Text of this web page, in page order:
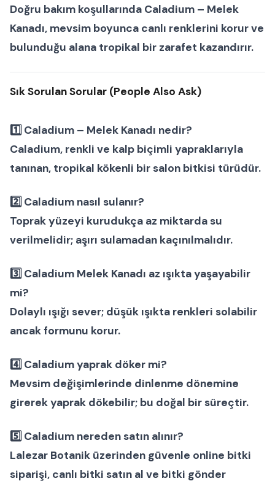
Doğru bakım koşullarında Caladium – Melek
Kanadı, mevsim boyunca canlı renklerini korur ve
bulunduğu alana tropikal bir zarafet kazandırır.
Sık Sorulan Sorular (People Also Ask)
1️⃣ Caladium – Melek Kanadı nedir?
Caladium, renkli ve kalp biçimli yapraklarıyla
tanınan, tropikal kökenli birsalon bitkisi türüdür.
2️⃣ Caladium nasıl sulanır?
Toprak yüzeyi kurudukça az miktarda su
verilmelidir; aşırı sulamadan kaçınılmalıdır.
3️⃣ Caladium Melek Kanadı az ışıkta yaşayabilir
mi?
Dolaylı ışığı sever; düşük ışıkta renkleri solabilir
ancak formunu korur.
4️⃣ Caladium yaprak döker mi?
Mevsim değişimlerinde dinlenme dönemine
girerek yaprak dökebilir; bu doğal bir süreçtir.
5️⃣ Caladium nereden satın alınır?
Lalezar Botanik üzerinden güvenle online bitki
siparişi, canlı bitki satın al ve bitki gönder